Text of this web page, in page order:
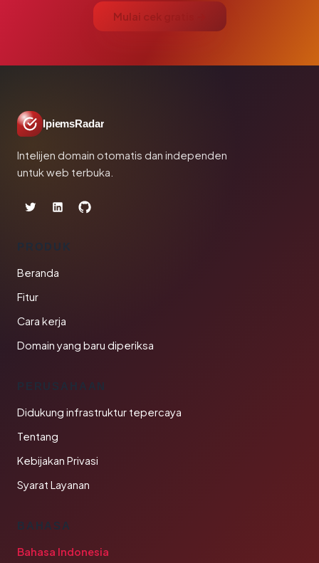
Mulai cek gratis →
IpiemsRadar
Intelijen domain otomatis dan independen
untuk web terbuka.
PRODUK
Beranda
Fitur
Cara kerja
Domain yang baru diperiksa
PERUSAHAAN
Didukung infrastruktur tepercaya
Tentang
Kebijakan Privasi
Syarat Layanan
BAHASA
Bahasa Indonesia